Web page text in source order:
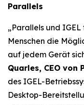
Parallels
„Parallels und
Menschen die
auf jedem Gerät
Quarles, CEO von
des IGEL-
Desktop-